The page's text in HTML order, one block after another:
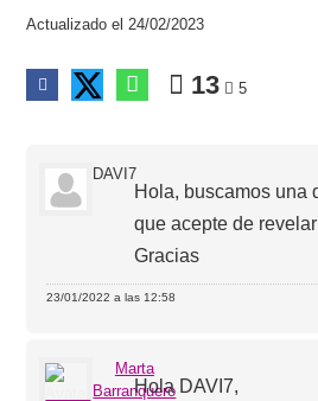
Actualizado el 24/02/2023
13 5
DAVI7
Hola, buscamos una
que acepte de
Gracias
23/01/2022 a las 12:58
Marta
BarranqueroHola DAVI7,